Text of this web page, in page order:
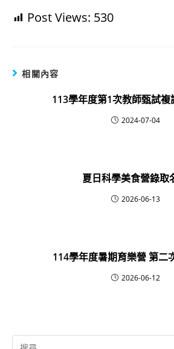
Post Views: 530
相關內容
113學年度第1次教師甄試複
2024-07-04
夏日科學美食營錄取
2026-06-13
114學年度暑期育樂營 第二
2026-06-12
Search